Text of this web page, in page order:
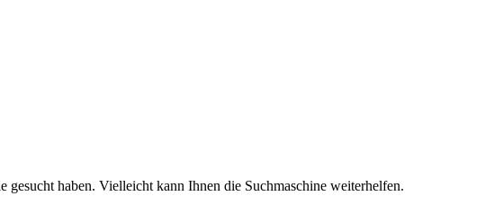
haben. Vielleicht kann Ihnen die Suchmaschine weiterhelfen.